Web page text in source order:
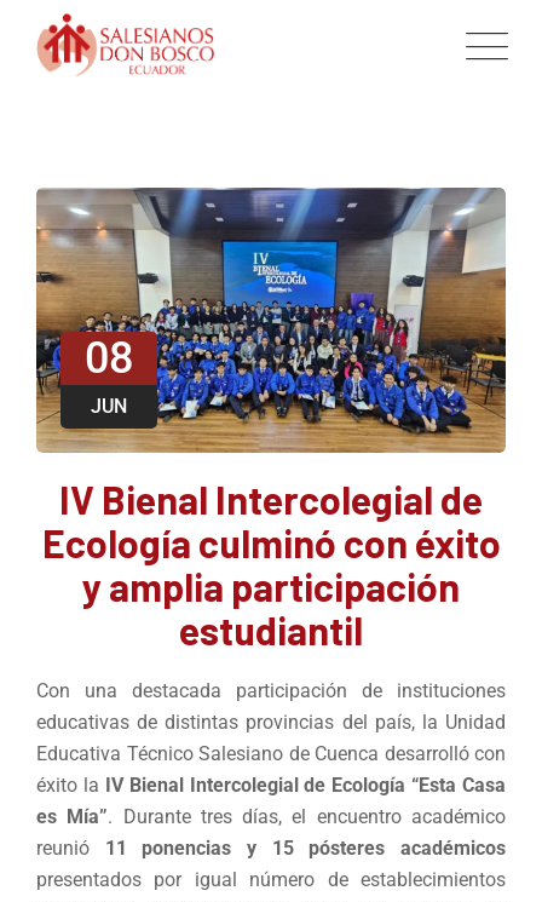
08
JUN
IV Bienal Intercolegial de
Ecología culminó con éxito
y amplia participación
estudiantil
Con una destacada participación de instituciones
educativas de distintas provincias del país, la Unidad
Educativa Técnico Salesiano de Cuenca desarrolló con
éxito la IV Bienal Intercolegial de Ecología “Esta Casa
es Mía”. Durante tres días, el encuentro académico
reunió 11 ponencias y 15 pósteres académicos
presentados por igual número de establecimientos